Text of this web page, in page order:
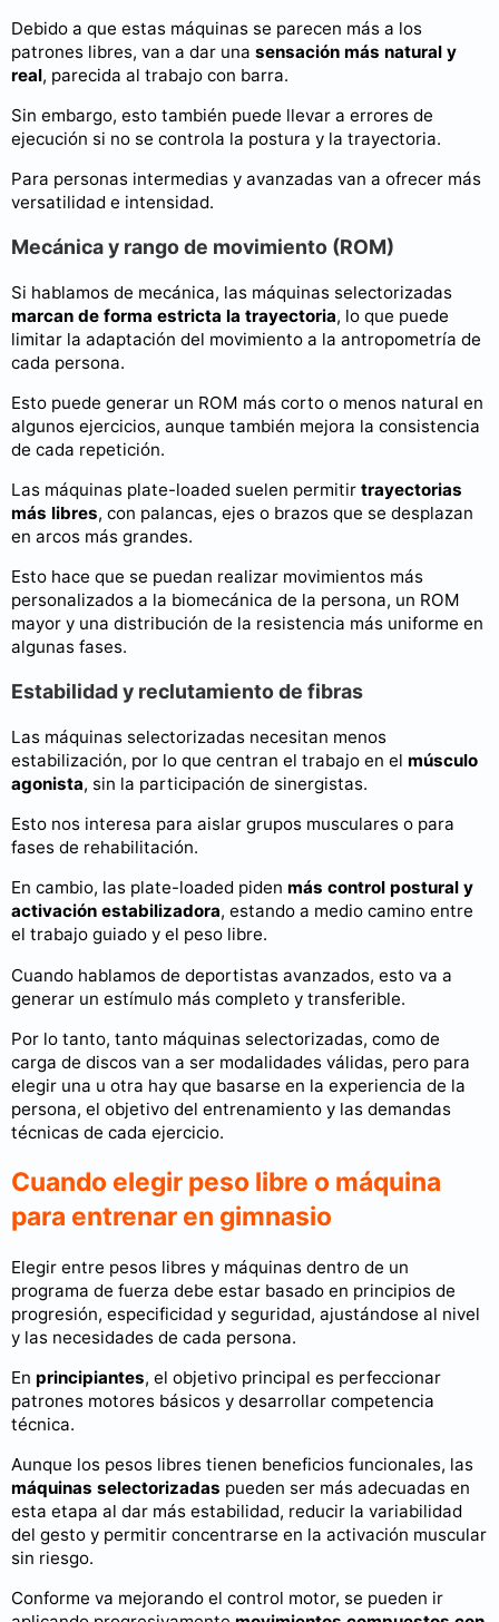
Debido a que estas máquinas se parecen más a los
patrones libres, van a dar una sensación más natural y
real, parecida al trabajo con barra.
Sin embargo, esto también puede llevar a errores de
ejecución si no se controla la postura y la trayectoria.
Para personas intermedias y avanzadas van a ofrecer más
versatilidad e intensidad.
Mecánica y rango de movimiento (ROM)
Si hablamos de mecánica, las máquinas selectorizadas
marcan de forma estricta la trayectoria, lo que puede
limitar la adaptación del movimiento a la antropometría de
cada persona.
Esto puede generar un ROM más corto o menos natural en
algunos ejercicios, aunque también mejora la consistencia
de cada repetición.
Las máquinas plate-loaded suelen permitir trayectorias
más libres, con palancas, ejes o brazos que se desplazan
en arcos más grandes.
Esto hace que se puedan realizar movimientos más
personalizados a la biomecánica de la persona, un ROM
mayor y una distribución de la resistencia más uniforme en
algunas fases.
Estabilidad y reclutamiento de fibras
Las máquinas selectorizadas necesitan menos
estabilización, por lo que centran el trabajo en el músculo
agonista, sin la participación de sinergistas.
Esto nos interesa para aislar grupos musculares o para
fases de rehabilitación.
En cambio, las plate-loaded piden más control postural y
activación estabilizadora, estando a medio camino entre
el trabajo guiado y el peso libre.
Cuando hablamos de deportistas avanzados, esto va a
generar un estímulo más completo y transferible.
Por lo tanto, tanto máquinas selectorizadas, como de
carga de discos van a ser modalidades válidas, pero para
elegir una u otra hay que basarse en la experiencia de la
persona, el objetivo del entrenamiento y las demandas
técnicas de cada ejercicio.
Cuando elegir peso libre o máquina
para entrenar en gimnasio
Elegir entre pesos libres y máquinas dentro de un
programa de fuerza debe estar basado en principios de
progresión, especificidad y seguridad, ajustándose al nivel
y las necesidades de cada persona.
En principiantes, el objetivo principal es perfeccionar
patrones motores básicos y desarrollar competencia
técnica.
Aunque los pesos libres tienen beneficios funcionales, las
máquinas selectorizadas pueden ser más adecuadas en
esta etapa al dar más estabilidad, reducir la variabilidad
del gesto y permitir concentrarse en la activación muscular
sin riesgo.
Conforme va mejorando el control motor, se pueden ir